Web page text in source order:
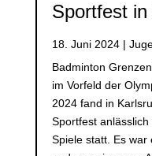
Sportfest
18. Juni 2024|
Badminton
im Vorfeld der
2024 fand in
Sportfest
Spiele statt. Es war